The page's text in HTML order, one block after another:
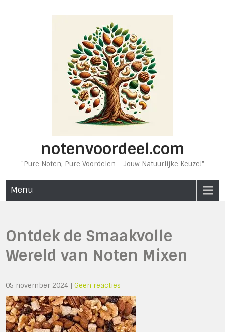
notenvoordeel.com
"Pure Noten, Pure Voordelen – Jouw Natuurlijke Keuze!"
Menu
Ontdek de Smaakvolle
Wereld van Noten Mixen
05 november 2024 |Geen reacties